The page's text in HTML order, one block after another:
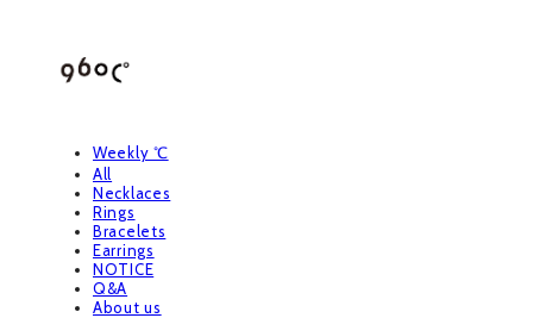
Weekly ℃
All
Necklaces
Rings
Bracelets
Earrings
NOTICE
Q&A
About us